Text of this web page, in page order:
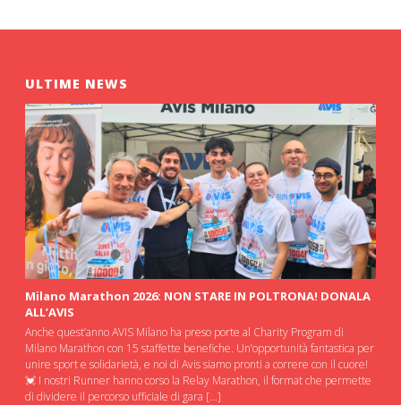
ULTIME NEWS
Milano Marathon 2026: NON STARE IN POLTRONA! DONALA
ALL’AVIS
Anche quest’anno AVIS Milano ha preso porte al Charity Program di
Milano Marathon con 15 staffette benefiche. Un’opportunità fantastica per
unire sport e solidarietà, e noi di Avis siamo pronti a correre con il cuore!
💓 I nostri Runner hanno corso la Relay Marathon, il format che permette
di dividere il percorso ufficiale di gara […]